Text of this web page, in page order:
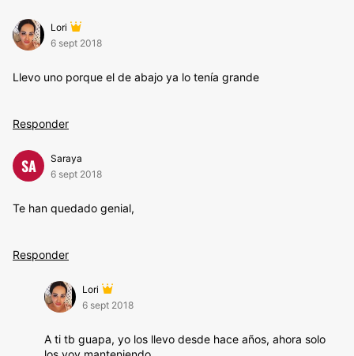
Lori
6 sept 2018
Llevo uno porque el de abajo ya lo tenía grande
Responder
SA
Saraya
6 sept 2018
Te han quedado genial,
Responder
Lori
6 sept 2018
A ti tb guapa, yo los llevo desde hace años, ahora solo